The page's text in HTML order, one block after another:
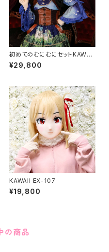
初めてのむにむにセットKAWAII
EX-37
¥29,800
KAWAII EX-107
¥19,800
の商品